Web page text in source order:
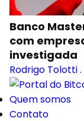
Banco
com
investigada
Rodrigo Tolotti.
Quem somos
Contato